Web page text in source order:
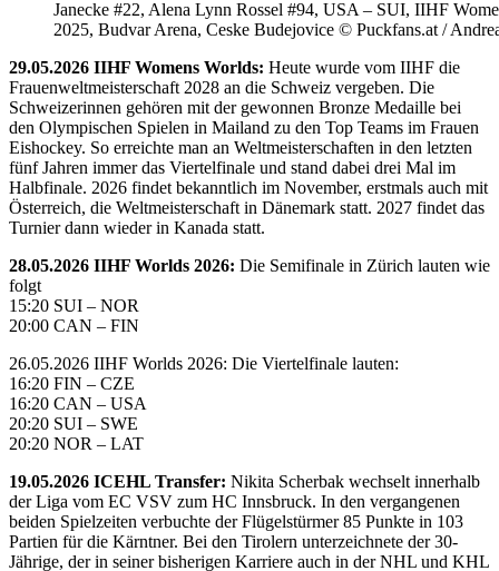
Janecke #22, Alena Lynn Rossel #94, USA – SUI, IIHF
2025, Budvar Arena, Ceske Budejovice © Puckfans.at /
29.05.2026 IIHF Womens Worlds: Heute wurde vom IIHF die
Frauenweltmeisterschaft 2028 an die Schweiz vergeben. Die
Schweizerinnen gehören mit der gewonnen Bronze Medaille bei
den Olympischen Spielen in Mailand zu den Top Teams im Frauen
Eishockey. So erreichte man an Weltmeisterschaften in den letzten
fünf Jahren immer das Viertelfinale und stand dabei drei Mal im
Halbfinale. 2026 findet bekanntlich im November, erstmals auch mit
Österreich, die Weltmeisterschaft in Dänemark statt. 2027 findet das
Turnier dann wieder in Kanada statt.
28.05.2026 IIHF Worlds 2026: Die Semifinale in Zürich lauten wie
folgt
15:20 SUI – NOR
20:00 CAN – FIN
26.05.2026 IIHF Worlds 2026: Die Viertelfinale lauten:
16:20 FIN – CZE
16:20 CAN – USA
20:20 SUI – SWE
20:20 NOR – LAT
19.05.2026 ICEHL Transfer: Nikita Scherbak wechselt innerhalb
der Liga vom EC VSV zum HC Innsbruck. In den vergangenen
beiden Spielzeiten verbuchte der Flügelstürmer 85 Punkte in 103
Partien für die Kärntner. Bei den Tirolern unterzeichnete der 30-
Jährige, der in seiner bisherigen Karriere auch in der NHL und KHL